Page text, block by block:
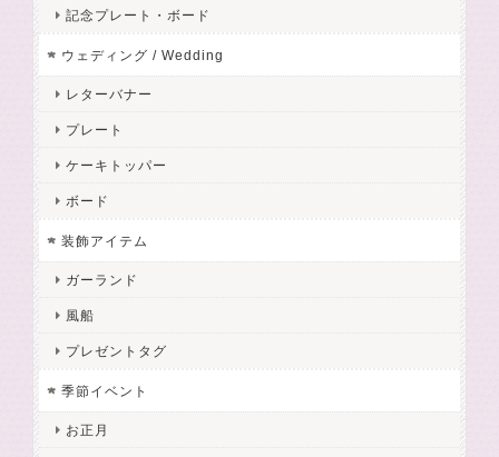
記念プレート・ボード
ウェディング / Wedding
レターバナー
プレート
ケーキトッパー
ボード
装飾アイテム
ガーランド
風船
プレゼントタグ
季節イベント
お正月